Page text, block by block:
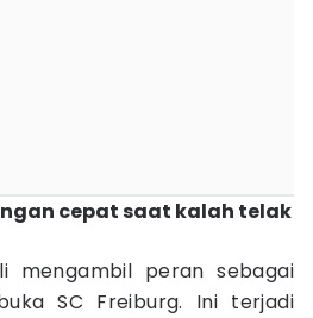
cepat saat kalah telak
mengambil peran sebagai
SC Freiburg. Ini terjadi